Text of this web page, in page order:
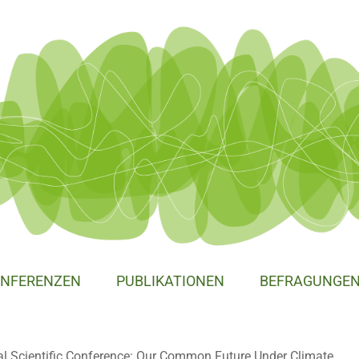
PUBLIKATIONEN BEFRAGUNGEN